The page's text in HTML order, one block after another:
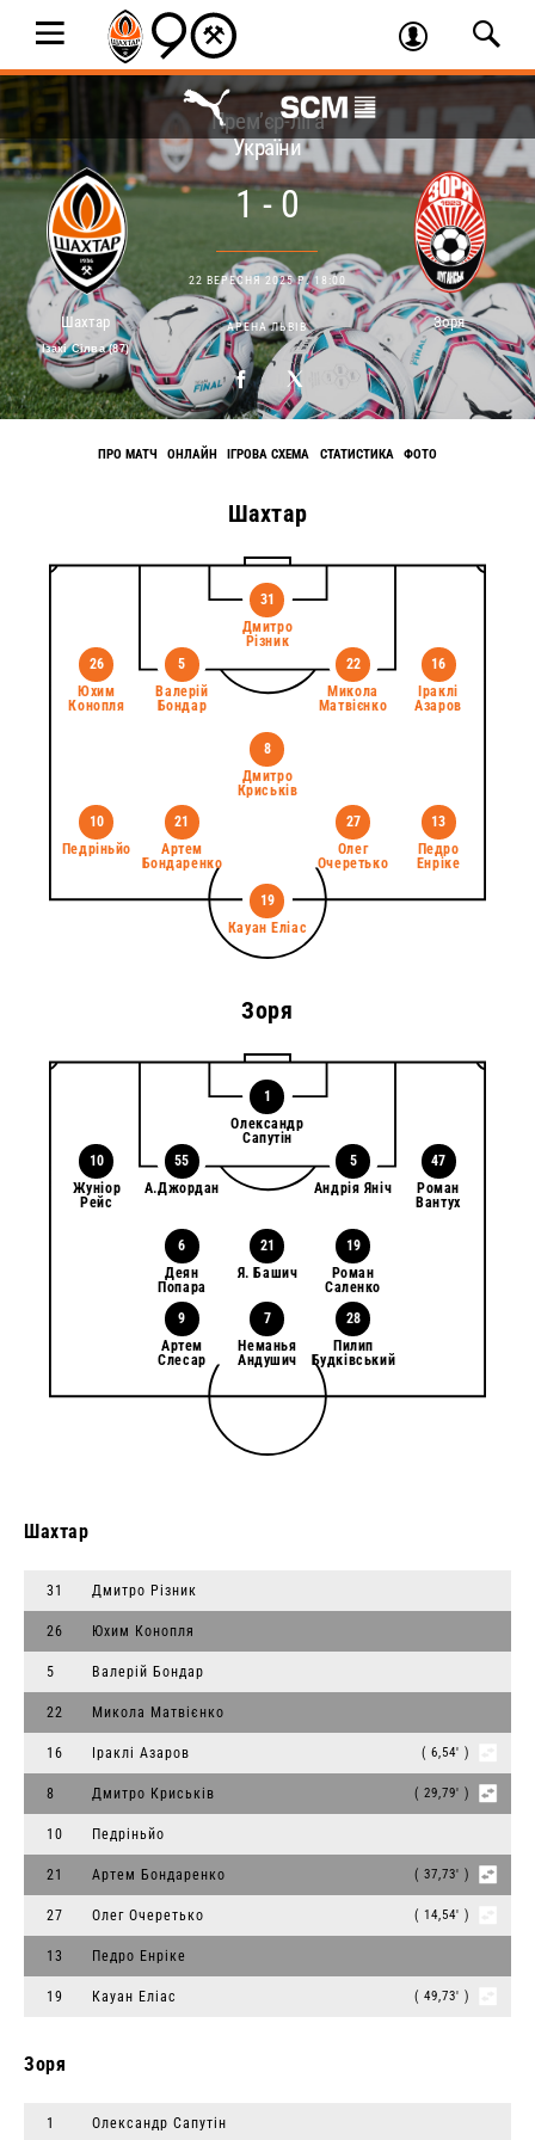
Шахтар
Ізакі Сілва (87)
Прем’єр-ліга
України
1 - 0
22 ВЕРЕСНЯ 2025 Р. 18:00
АРЕНА ЛЬВІВ Зоря
ПРО МАТЧ ОНЛАЙН ІГРОВА СХЕМА СТАТИСТИКА ФОТО
Шахтар
31
Дмитро
Різник
26
Юхим
Конопля
5
Валерій
Бондар
22
Микола
Матвієнко
16
Іраклі
Азаров
8
Дмитро
Криськів
10
Педріньйо
21
Артем
Бондаренко
27
Олег
Очеретько
13
Педро
Енріке
19
Кауан Еліас
Зоря
1
Олександр
Сапутін
10
Жуніор
Рейс
55
А.Джордан
5
Андрія Яніч
47
Роман
Вантух
6
Деян
Попара
21
Я. Башич
19
Роман
Саленко
9
Артем
Слесар
7
Неманья
Андушич
28
Пилип
Будківський
Шахтар
31 Дмитро Різник
26 Юхим Конопля
5 Валерій Бондар
22 Микола Матвієнко
16 Іраклі Азаров ( 6,54' )
8 Дмитро Криськів ( 29,79' )
10 Педріньйо
21 Артем Бондаренко ( 37,73' )
27 Олег Очеретько ( 14,54' )
13 Педро Енріке
19 Кауан Еліас ( 49,73' )
Зоря
1 Олександр Сапутін